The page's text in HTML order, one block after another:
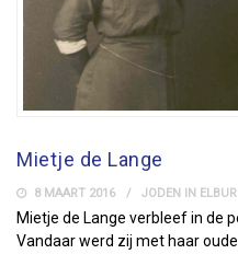
Mietje de Lange
8 MAART 2016 JODEN IN
Mietje de Lange verbleef in de
Vandaar werd zij met haar